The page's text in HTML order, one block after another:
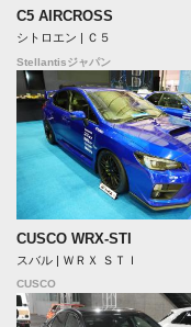
C5 AIRCROSS
シトロエン | Ｃ５
Stellantisジャパン
CUSCO WRX-STI
スバル | ＷＲＸ ＳＴＩ
CUSCO